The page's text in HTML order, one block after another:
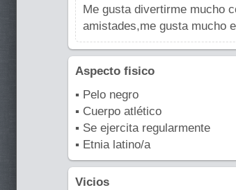
Me gusta divertirme mucho
amistades,me gusta mucho
Aspecto fisico
▪ Pelo negro
▪ Cuerpo atlético
▪ Se ejercita regularmente
▪ Etnia latino/a
Vicios